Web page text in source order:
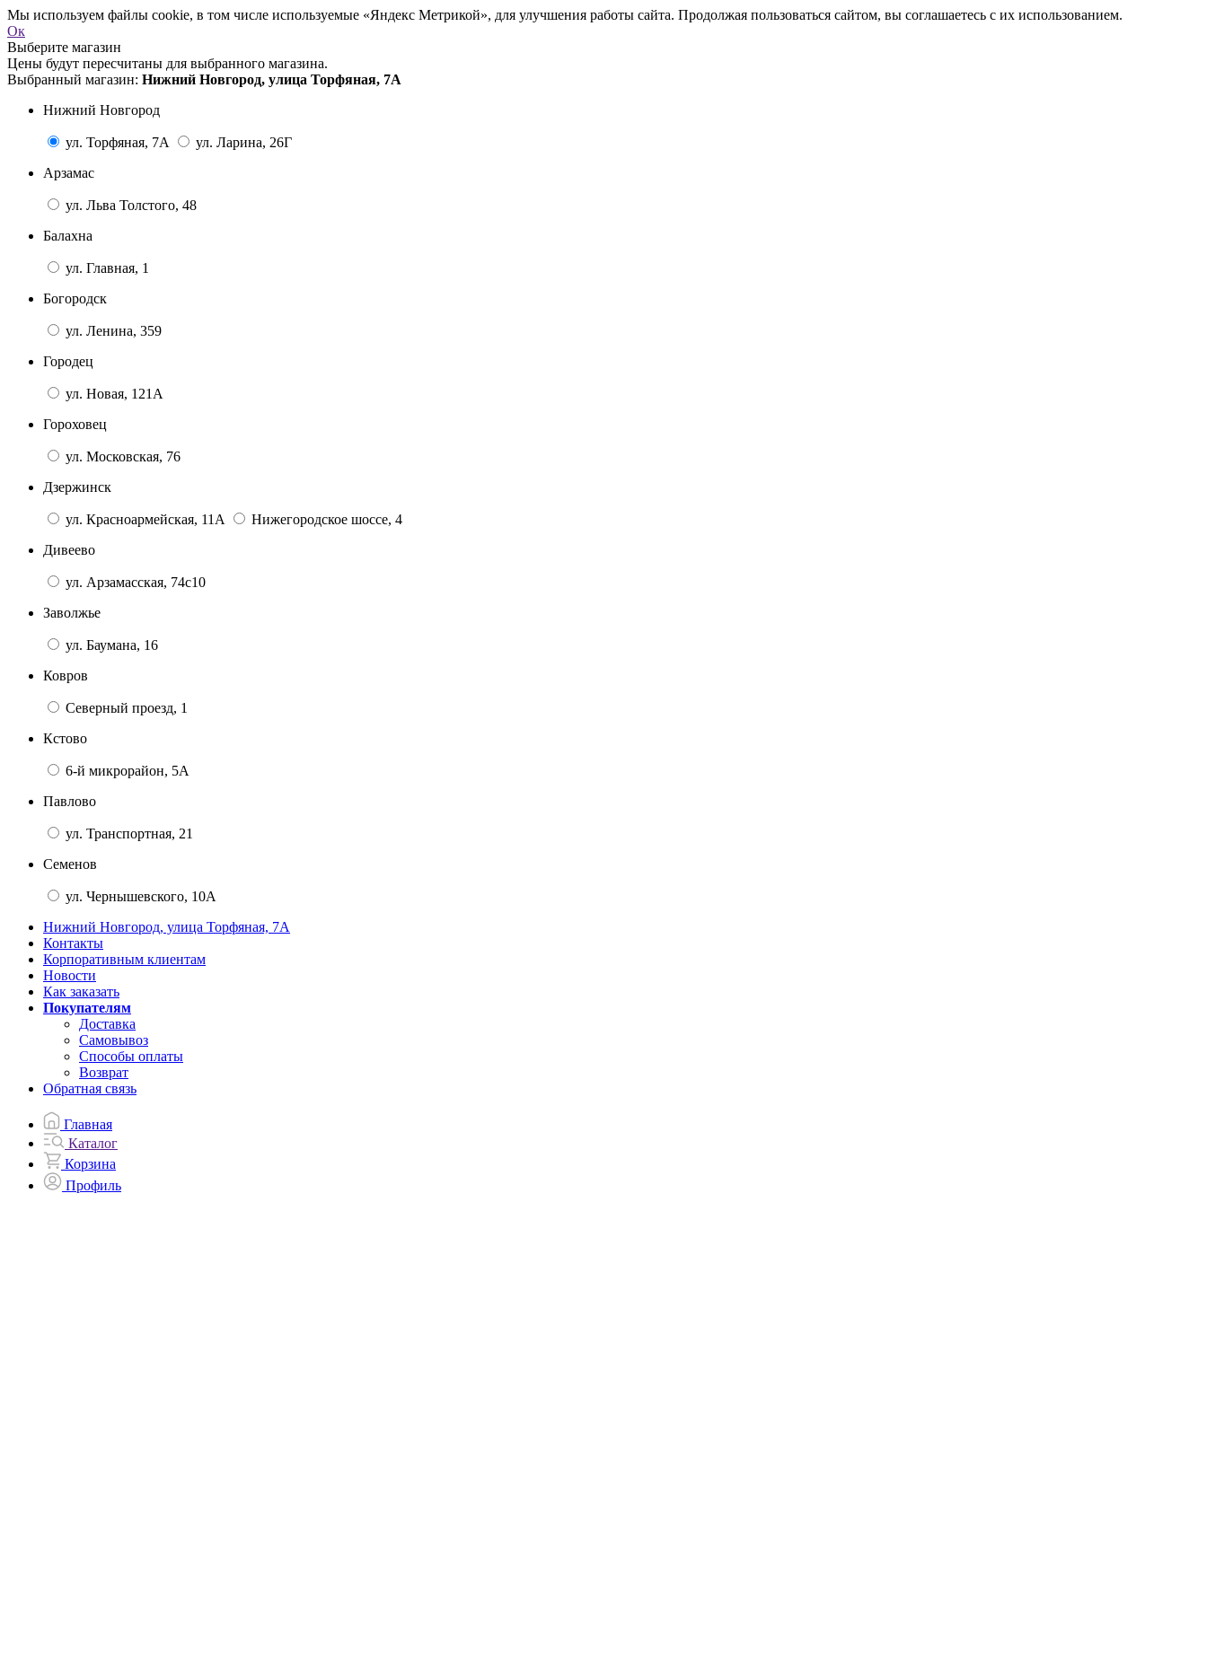
Мы используем файлы cookie, в том числе используемые «Яндекс Метрикой», для улучшения работы сайта. Продолжая пользоваться сайтом, вы соглашаетесь с их использованием.
Ок
Выберите магазин
Цены будут пересчитаны для выбранного магазина.
Выбранный магазин: Нижний Новгород, улица Торфяная, 7А
Нижний Новгород
ул. Торфяная, 7А
ул. Ларина, 26Г
Арзамас
ул. Льва Толстого, 48
Балахна
ул. Главная, 1
Богородск
ул. Ленина, 359
Городец
ул. Новая, 121А
Гороховец
ул. Московская, 76
Дзержинск
ул. Красноармейская, 11А
Нижегородское шоссе, 4
Дивеево
ул. Арзамасская, 74с10
Заволжье
ул. Баумана, 16
Ковров
Северный проезд, 1
Кстово
6-й микрорайон, 5А
Павлово
ул. Транспортная, 21
Семенов
ул. Чернышевского, 10А
Нижний Новгород, улица Торфяная, 7А
Контакты
Корпоративным клиентам
Новости
Как заказать
Покупателям
Доставка
Самовывоз
Способы оплаты
Возврат
Обратная связь
Главная
Каталог
Корзина
Профиль